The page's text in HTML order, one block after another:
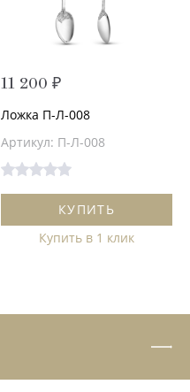
11 200 ₽
Ложка П-Л-008
Артикул: П-Л-008
КУПИТЬ
Купить в 1 клик